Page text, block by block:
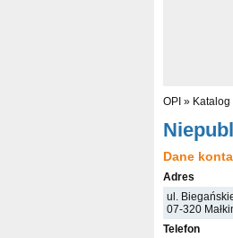
OPI » Katalog
Dane
Adres
ul.
07-320
Telefon